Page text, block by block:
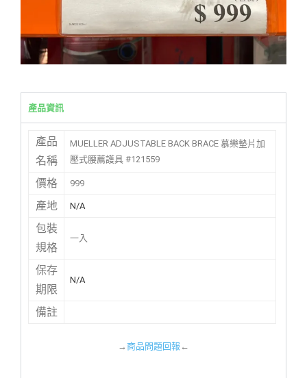
產品資訊
產品
名稱
MUELLER ADJUSTABLE BACK BRACE 慕樂墊片加
壓式腰薦護具 #121559
價格 999
產地 N/A
包裝
規格
一入
保存
期限
N/A
備註
→ 商品問題回報 ←